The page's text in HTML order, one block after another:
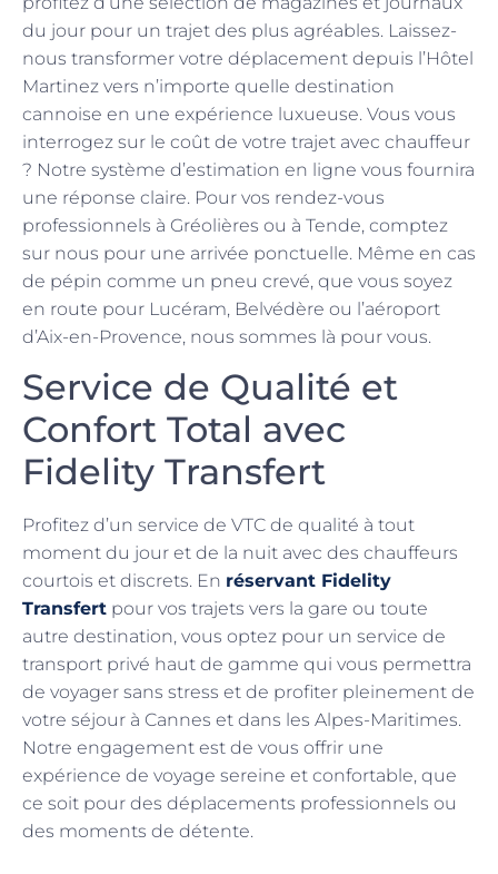
du jour pour un trajet des plus agréables. Laissez-
nous transformer votre déplacement depuis l’Hôtel
Martinez vers n’importe quelle destination
cannoise en une expérience luxueuse. Vous vous
interrogez sur le coût de votre trajet avec chauffeur
? Notre système d’estimation en ligne vous fournira
une réponse claire. Pour vos rendez-vous
professionnels à Gréolières ou à Tende, comptez
sur nous pour une arrivée ponctuelle. Même en cas
de pépin comme un pneu crevé, que vous soyez
en route pour Lucéram, Belvédère ou l’aéroport
d’Aix-en-Provence, nous sommes là pour vous.
Service de Qualité et
Confort Total avec
Fidelity Transfert
Profitez d’un service de VTC de qualité à tout
moment du jour et de la nuit avec des chauffeurs
courtois et discrets. En réservant Fidelity
Transfert pour vos trajets vers la gare ou toute
autre destination, vous optez pour un service de
transport privé haut de gamme qui vous permettra
de voyager sans stress et de profiter pleinement de
votre séjour à Cannes et dans les Alpes-Maritimes.
Notre engagement est de vous offrir une
expérience de voyage sereine et confortable, que
ce soit pour des déplacements professionnels ou
des moments de détente.